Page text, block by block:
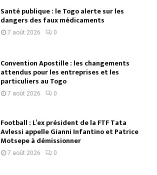
Santé publique : le Togo alerte sur les
dangers des faux médicaments
7 août 2026 0
Convention Apostille : les changements
attendus pour les entreprises et les
particuliers au Togo
7 août 2026 0
Football : L’ex président de la FTF Tata
Avlessi appelle Gianni Infantino et Patrice
Motsepe à démissionner
7 août 2026 0